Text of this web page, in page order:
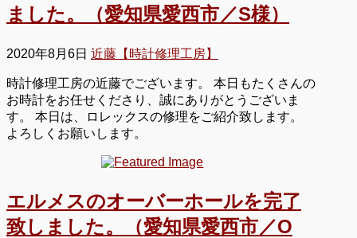
ました。（愛知県愛西市／S様）
2020年8月6日 近藤【時計修理工房】
時計修理工房の近藤でございます。 本日もたくさんの
お時計をお任せくださり、誠にありがとうございま
す。 本日は、ロレックスの修理をご紹介致します。
よろしくお願いします。
エルメスのオーバーホールを完了
致しました。（愛知県愛西市／O